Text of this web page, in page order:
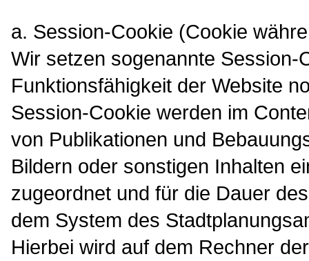
a. Session-Cookie (Cookie
Wir setzen sogenannte Session-
Funktionsfähigkeit der Website
Session-Cookie werden im
von Publikationen und
Bildern oder sonstigen Inhalten
zugeordnet und für die Dauer
dem System des
Hierbei wird auf dem Rechner